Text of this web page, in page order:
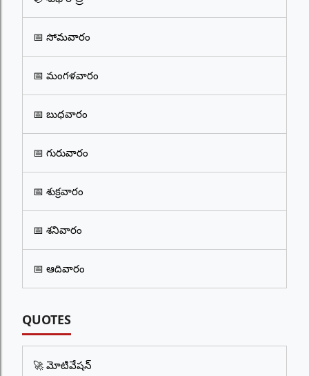
📅 సోమవారం
📅 మంగళవారం
📅 బుధవారం
📅 గురువారం
📅 శుక్రవారం
📅 శనివారం
📅 ఆదివారం
QUOTES
🚀 మోటివేషన్